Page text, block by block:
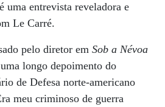
uma entrevista reveladora e
Le Carré.
pelo diretor em Sob a Névoa
longo depoimento do
de Defesa norte-americano
meu criminoso de guerra